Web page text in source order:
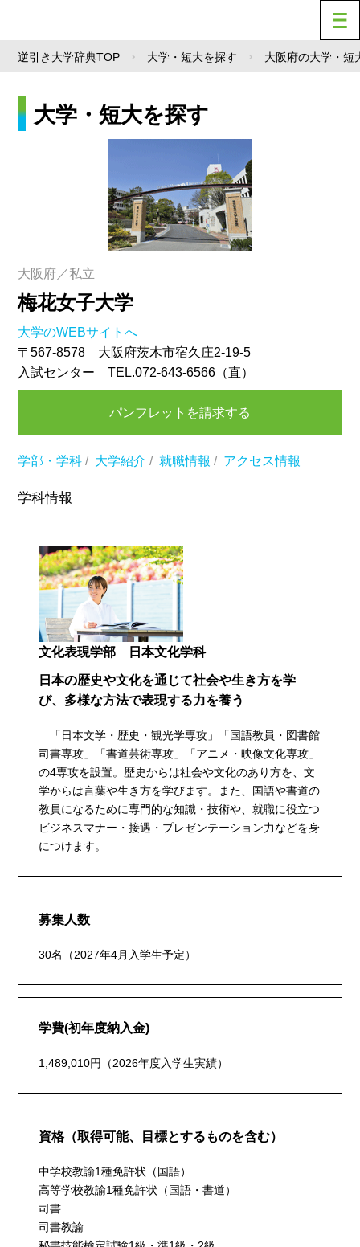
逆引き大学辞典TOP 大学・短大を探す 大阪府の大学・短
大学・短大を探す
大阪府／私立
梅花女子大学
大学のWEBサイトへ
〒567-8578 大阪府茨木市宿久庄2-19-5
入試センター TEL.072-643-6566（直）
パンフレットを請求する
学部・学科 / 大学紹介 / 就職情報 / アクセス情報
学科情報
文化表現学部 日本文化学科
日本の歴史や文化を通じて社会や生き方を学
び、多様な方法で表現する力を養う
「日本文学・歴史・観光学専攻」「国語教員・図書館
司書専攻」「書道芸術専攻」「アニメ・映像文化専攻」
の4専攻を設置。歴史からは社会や文化のあり方を、文
学からは言葉や生き方を学びます。また、国語や書道の
教員になるために専門的な知識・技術や、就職に役立つ
ビジネスマナー・接遇・プレゼンテーション力などを身
につけます。
募集人数
30名（2027年4月入学生予定）
学費(初年度納入金)
1,489,010円（2026年度入学生実績）
資格（取得可能、目標とするものを含む）
中学校教諭1種免許状（国語）
高等学校教諭1種免許状（国語・書道）
司書
司書教諭